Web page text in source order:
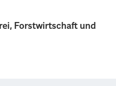
Forstwirtschaft und